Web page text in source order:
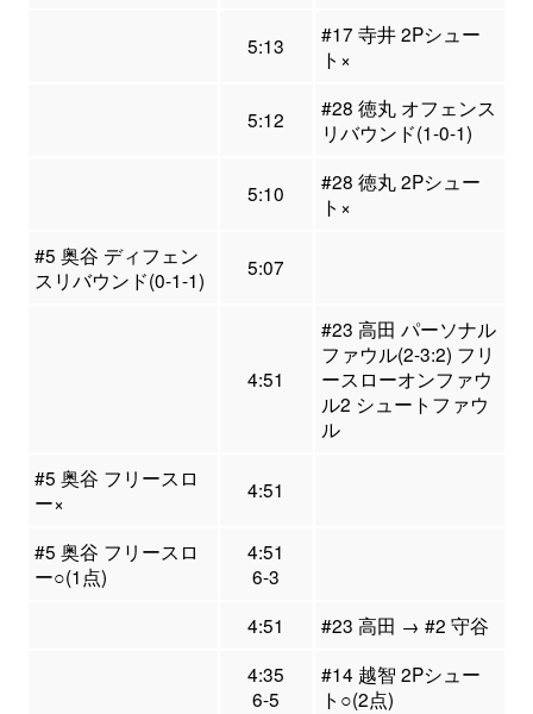
5:13
#17 寺井 2Pシュー
ト×
5:12
#28 徳丸 オフェンス
リバウンド(1-0-1)
5:10
#28 徳丸 2Pシュー
ト×
#5 奥谷 ディフェン
スリバウンド(0-1-1)
5:07
4:51
#23 高田 パーソナル
ファウル(2-3:2) フリ
ースローオンファウ
ル2 シュートファウ
ル
#5 奥谷 フリースロ
ー×
4:51
#5 奥谷 フリースロ
ー○(1点)
4:51
6-3
4:51
#23 高田 → #2 守谷
4:35
6-5
#14 越智 2Pシュー
ト○(2点)